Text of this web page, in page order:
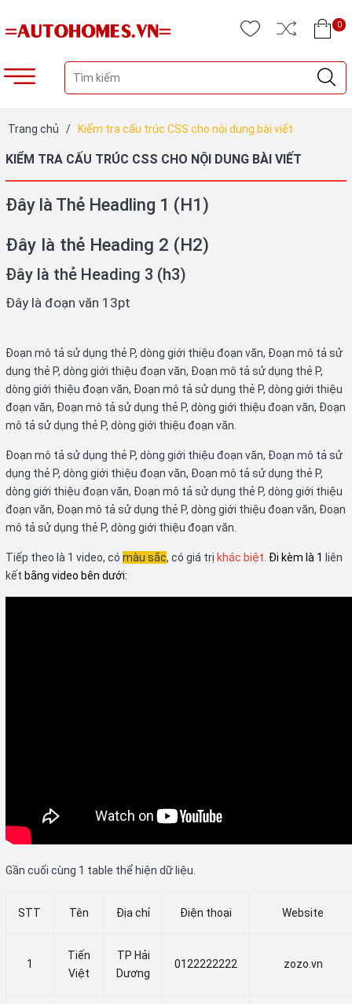
0
Trang chủ / Kiểm tra cấu trúc CSS cho nội dung bài viết
KIỂM TRA CẤU TRÚC CSS CHO NỘI DUNG BÀI VIẾT
Đây là Thẻ Headling 1 (H1)
Đây là thẻ Heading 2 (H2)
Đây là thẻ Heading 3 (h3)
Đây là đoạn văn 13pt
Đoạn mô tả sử dụng thẻ P, dòng giới thiệu đoạn văn, Đoạn mô tả sử
dụng thẻ P, dòng giới thiệu đoạn văn, Đoạn mô tả sử dụng thẻ P,
dòng giới thiệu đoạn văn, Đoạn mô tả sử dụng thẻ P, dòng giới thiệu
đoạn văn, Đoạn mô tả sử dụng thẻ P, dòng giới thiệu đoạn văn, Đoạn
mô tả sử dụng thẻ P, dòng giới thiệu đoạn văn.
Đoạn mô tả sử dụng thẻ P, dòng giới thiệu đoạn văn, Đoạn mô tả sử
dụng thẻ P, dòng giới thiệu đoạn văn, Đoạn mô tả sử dụng thẻ P,
dòng giới thiệu đoạn văn, Đoạn mô tả sử dụng thẻ P, dòng giới thiệu
đoạn văn, Đoạn mô tả sử dụng thẻ P, dòng giới thiệu đoạn văn, Đoạn
mô tả sử dụng thẻ P, dòng giới thiệu đoạn văn.
Tiếp theo là 1 video, có màu sắc, có giá trị khác biệt. Đi kèm là 1 liên
kết bằng video bên dưới:
Gần cuối cùng 1 table thể hiện dữ liệu.
STT Tên Địa chỉ Điện thoại Website
1
Tiến
Việt
TP Hải
Dương
0122222222 zozo.vn